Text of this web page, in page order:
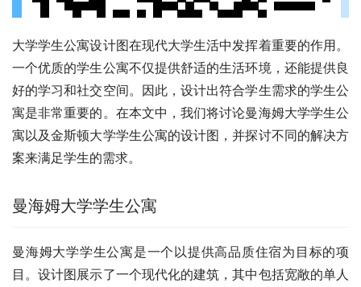
大学学生公寓设计图在现代大学生活中发挥着重要的作用。
一个优质的学生公寓不仅提供舒适的生活环境，还能提供良
好的学习和社交空间。因此，设计出符合学生需求的学生公
寓是非常重要的。在本文中，我们将讨论曼海姆大学学生公
寓以及金斯顿大学学生公寓的设计图，并探讨不同的解决方
案来满足学生的需求。
曼海姆大学学生公寓
曼海姆大学学生公寓是一个以提供高品质住宿为目标的项
目。设计图展示了一个现代化的建筑，其中包括宽敞的单人